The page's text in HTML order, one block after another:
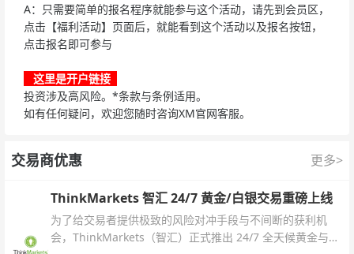
A：只需要简单的报名程序就能参与这个活动，请先到会员区，
点击【福利活动】页面后，就能看到这个活动以及报名按钮，
点击报名即可参与
这里是开户链接
投资涉及高风险。*条款与条例适用。
如有任何疑问，欢迎您随时咨询XM官网客服。
交易商优惠 更多>
ThinkMarkets 智汇 24/7 黄金/白银交易重磅上线
为了给交易者提供极致的风险对冲手段与不间断的获利机
会，ThinkMarkets（智汇）正式推出 24/7 全天候黄金与白